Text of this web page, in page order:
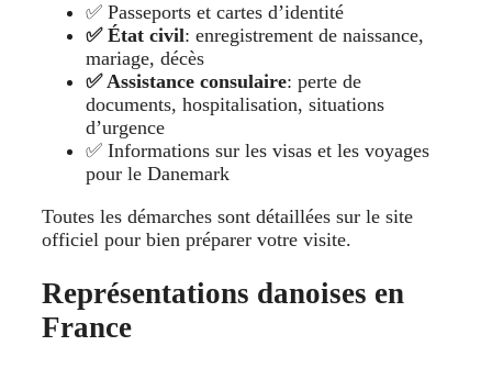
✅ Passeports et cartes d’identité
✅ État civil: enregistrement de naissance,
mariage, décès
✅ Assistance consulaire: perte de
documents, hospitalisation, situations
d’urgence
✅ Informations sur les visas et les voyages
pour le Danemark
Toutes les démarches sont détaillées sur le site
officiel pour bien préparer votre visite.
Représentations danoises en
France